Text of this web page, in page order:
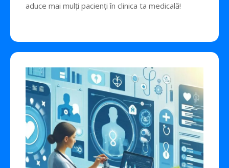
aduce mai mulți pacienți în clinica ta medicală!